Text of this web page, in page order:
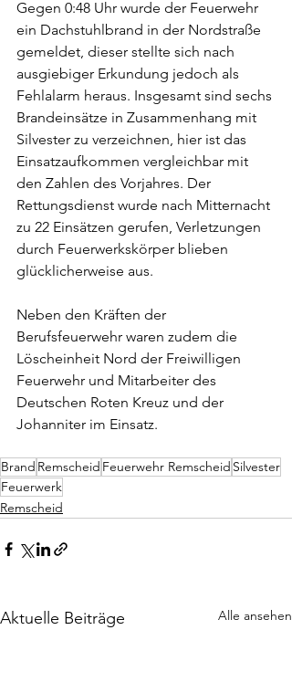
Gegen 0:48 Uhr wurde der Feuerwehr
ein Dachstuhlbrand in der Nordstraße
gemeldet, dieser stellte sich nach
ausgiebiger Erkundung jedoch als
Fehlalarm heraus. Insgesamt sind sechs
Brandeinsätze in Zusammenhang mit
Silvester zu verzeichnen, hier ist das
Einsatzaufkommen vergleichbar mit
den Zahlen des Vorjahres. Der
Rettungsdienst wurde nach Mitternacht
zu 22 Einsätzen gerufen, Verletzungen
durch Feuerwerkskörper blieben
glücklicherweise aus.
Neben den Kräften der
Berufsfeuerwehr waren zudem die
Löscheinheit Nord der Freiwilligen
Feuerwehr und Mitarbeiter des
Deutschen Roten Kreuz und der
Johanniter im Einsatz.
Brand Remscheid Feuerwehr Remscheid Silvester
Feuerwerk
Remscheid
Aktuelle Beiträge Alle ansehen